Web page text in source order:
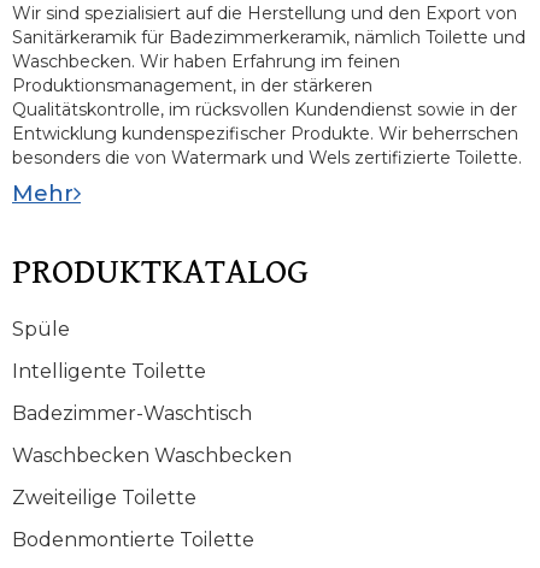
Wir sind spezialisiert auf die Herstellung und den Export von
Sanitärkeramik für Badezimmerkeramik, nämlich Toilette und
Waschbecken. Wir haben Erfahrung im feinen
Produktionsmanagement, in der stärkeren
Qualitätskontrolle, im rücksvollen Kundendienst sowie in der
Entwicklung kundenspezifischer Produkte. Wir beherrschen
besonders die von Watermark und Wels zertifizierte Toilette.
Mehr
PRODUKTKATALOG
Spüle
Intelligente Toilette
Badezimmer-Waschtisch
Waschbecken Waschbecken
Zweiteilige Toilette
Bodenmontierte Toilette